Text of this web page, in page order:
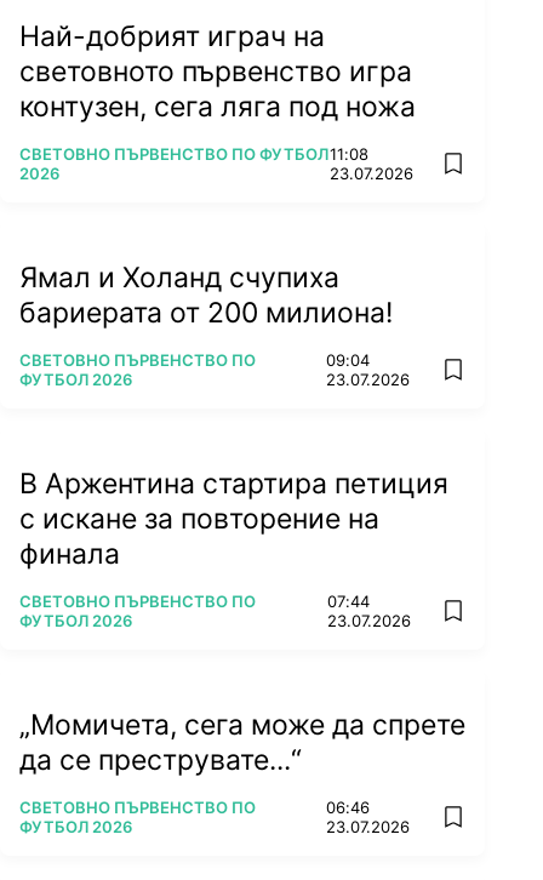
Най-добрият играч на
световното първенство игра
контузен, сега ляга под ножа
ПОВЕЧЕ ОТ
СВЕТОВНО ПЪРВЕНСТВО ПО ФУТБОЛ
2026
11:08
23.07.2026
add
Ямал и Холанд счупиха
бариерата от 200 милиона!
ПОВЕЧЕ ОТ
СВЕТОВНО ПЪРВЕНСТВО ПО
ФУТБОЛ 2026
09:04
23.07.2026
add
В Аржентина стартира петиция
с искане за повторение на
финала
ПОВЕЧЕ ОТ
СВЕТОВНО ПЪРВЕНСТВО ПО
ФУТБОЛ 2026
07:44
23.07.2026
add
„Момичета, сега може да спрете
да се преструвате...“
ПОВЕЧЕ ОТ
СВЕТОВНО ПЪРВЕНСТВО ПО
ФУТБОЛ 2026
06:46
23.07.2026
add